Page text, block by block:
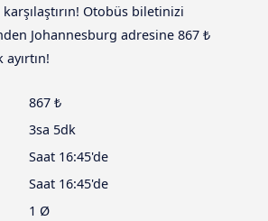
karşılaştırın! Otobüs biletinizi
Johannesburg adresine 867 ₺
867 ₺
3sa 5dk
Saat 16:45'de
Saat 16:45'de
1 Ø